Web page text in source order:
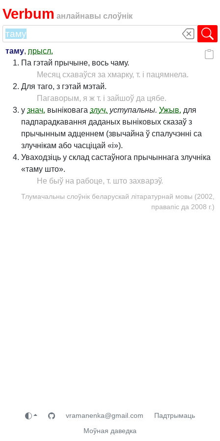
Verbum анлайнавы слоўнік
таму, прысл.
Па гэтай прычыне, вось чаму.
Месяц схаваўся за хмарку, т. і пацямнела.
Для таго, з гэтай мэтай.
Пагаворым, я ж т. і зайшоў да цябе.
у знач. выніковага злуч. уступальны. Ужыв. для
падпарадкавання даданых выніковых сказаў з
прычынным адценнем (звычайна ў спалучэнні са
злучнікам або часціцай «і»).
Уваходзіць у склад састаўнога прычыннага злучніка
«таму што».
Не быў на рабоце, т. што захварэў.
Тлумачальны слоўнік беларускай літаратурнай мовы (2002,
правапіс да 2008 г.)
vramanenka@gmail.com
Падтрымаць
Моўная даведка